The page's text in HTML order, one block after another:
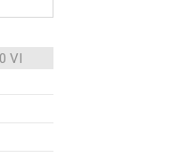
VI